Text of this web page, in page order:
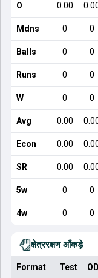
O 0.00
Mdns 0 0
Balls 0 0
Runs 0 0
W 0 0
Avg 0.00
Econ 0.00
SR 0.00
5w 0 0
4w 0 0
क्षेत्ररक्षण आँकड़े
Format Test ODI